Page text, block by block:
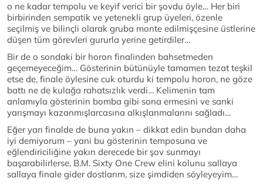
o ne kadar tempolu ve keyif verici bir şovdu öyle… Her biri
birbirinden sempatik ve yetenekli grup üyeleri, özenle
seçilmiş ve bilinçli olarak gruba monte edilmişçesine üstlerine
düşen tüm görevleri gururla yerine getirdiler…
Bir de o sondaki bir horon finalinden bahsetmeden
geçemeyeceğim… Gösterinin bütünüyle tamamen tezat teşkil
etse de, finale öylesine cuk oturdu ki tempolu horon, ne göze
battı ne de kulağa rahatsızlık verdi… Kelimenin tam
anlamıyla gösterinin bomba gibi sona ermesini ve sanki
yarışmayı kazanmışlarcasına alkışlanmalarını sağladı…
Eğer yarı finalde de buna yakın – dikkat edin bundan daha
iyi demiyorum – yani bu gösterinin temposuna ve
eğlendiriciliğine yakın derecede bir şov sunmayı
başarabilirlerse, B.M. Sixty One Crew elini kolunu sallaya
sallaya finale gider dostlarım, size şimdiden söyleyeyim…